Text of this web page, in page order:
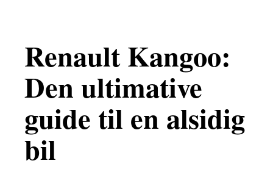
Renault Kangoo:
Den ultimative
guide til en alsidig
bil